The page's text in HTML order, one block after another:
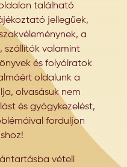
található
jellegűek,
a
szállítók valamint
és folyóiratok
oldalunk a
olvasásuk nem
és gyógykezelést,
forduljon
vételi